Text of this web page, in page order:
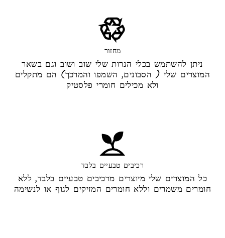
מחזור
ניתן להשתמש בכלי הנרות שלי שוב ושוב וגם בשאר
המוצרים שלי ( הסבונים, השמפו והמרכך) הם מתקלים
ולא מכילים חומרי פלסטיק
רכיבים טבעיים בלבד
כל המוצרים שלי מיוצרים מרכיבים טבעיים בלבד, ללא
חומרים משמרים וללא חומרים המזיקים לגוף או לנשימה